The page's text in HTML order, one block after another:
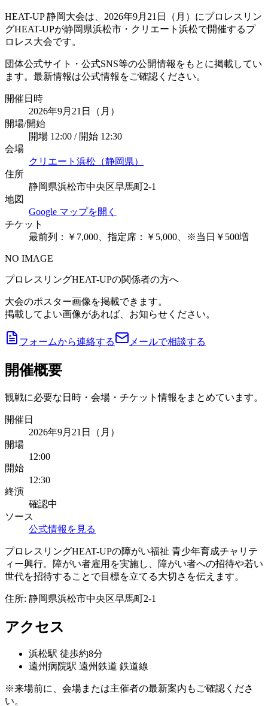
HEAT-UP 静岡大会は、2026年9月21日（月）にプロレスリン
グHEAT-UPが静岡県浜松市・クリエート浜松で開催するプ
ロレス大会です。
団体公式サイト・公式SNS等の公開情報をもとに掲載してい
ます。最新情報は公式情報をご確認ください。
開催日時
2026年9月21日（月）
開場/開始
開場 12:00 / 開始 12:30
会場
クリエート浜松（静岡県）
住所
静岡県浜松市中央区早馬町2-1
地図
Google マップを開く
チケット
最前列：￥7,000、指定席：￥5,000、※当日￥500増
NO IMAGE
プロレスリングHEAT-UPの関係者の方へ
大会のポスター画像を掲載できます。
掲載してよい画像があれば、お知らせください。
フォームから連絡する メールで相談する
開催概要
観戦に必要な日時・会場・チケット情報をまとめています。
開催日
2026年9月21日（月）
開場
12:00
開始
12:30
終演
確認中
ソース
公式情報を見る
プロレスリングHEAT-UPの障がい福祉 青少年育成チャリテ
ィー興行。障がい者雇用を実施し、障がい者への招待や若い
世代を招待することで目標を立てる大切さを伝えます。
住所: 静岡県浜松市中央区早馬町2-1
アクセス
浜松駅 徒歩約8分
遠州病院駅 遠州鉄道 鉄道線
※来場前に、会場または主催者の最新案内もご確認くださ
い。